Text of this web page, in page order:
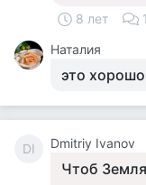
8 лет 1
Наталия
это
DI Dmitriy Ivanov
Чтоб